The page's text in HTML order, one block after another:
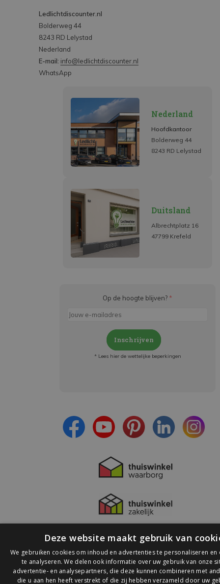
Ledlichtdiscounter.nl
Bolderweg 44
8243 RD Lelystad
Nederland
E-mail: info@ledlichtdiscounter.nl
WhatsApp
Nederland
Hoofdkantoor
Bolderweg 44
8243 RD Lelystad
Duitsland
Albrechtplatz 16
47799 Krefeld
Op de hoogte blijven? *
Inschrijven
* Lees hier de wettelijke beperkingen
© 2026 Ledlichtdiscounter.nl
Deze website maakt gebruik van
We gebruiken cookies om inhoud en advertenties te personaliseren en
te analyseren. We delen ook informatie over uw gebruik van onze
advertentie- en analysepartners, die deze kunnen combineren met
die u aan hen heeft verstrekt of die zij hebben verzameld door uw